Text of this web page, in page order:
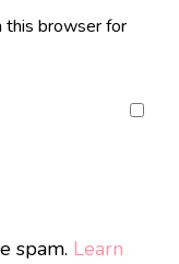
this browser for
spam. Learn